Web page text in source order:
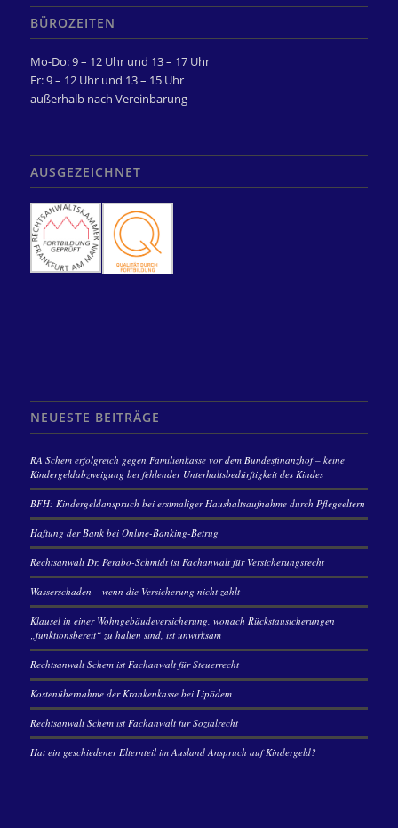
BÜROZEITEN
Mo-Do: 9 – 12 Uhr und 13 – 17 Uhr
Fr: 9 – 12 Uhr und 13 – 15 Uhr
außerhalb nach Vereinbarung
AUSGEZEICHNET
NEUESTE BEITRÄGE
RA Schem erfolgreich gegen Familienkasse vor dem Bundesfinanzhof – keine
Kindergeldabzweigung bei fehlender Unterhaltsbedürftigkeit des Kindes
BFH: Kindergeldanspruch bei erstmaliger Haushaltsaufnahme durch Pflegeeltern
Haftung der Bank bei Online-Banking-Betrug
Rechtsanwalt Dr. Perabo-Schmidt ist Fachanwalt für Versicherungsrecht
Wasserschaden – wenn die Versicherung nicht zahlt
Klausel in einer Wohngebäudeversicherung, wonach Rückstausicherungen
„funktionsbereit“ zu halten sind, ist unwirksam
Rechtsanwalt Schem ist Fachanwalt für Steuerrecht
Kostenübernahme der Krankenkasse bei Lipödem
Rechtsanwalt Schem ist Fachanwalt für Sozialrecht
Hat ein geschiedener Elternteil im Ausland Anspruch auf Kindergeld?